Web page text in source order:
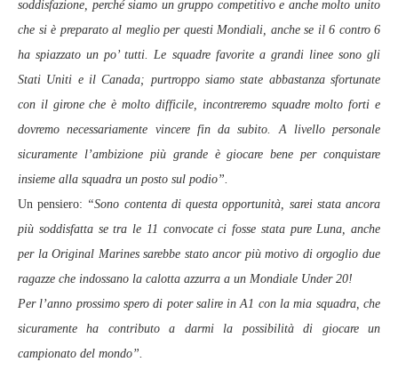
soddisfazione, perché siamo un gruppo competitivo e anche molto unito
che si è preparato al meglio per questi Mondiali, anche se il 6 contro 6
ha spiazzato un po’ tutti. Le squadre favorite a grandi linee sono gli
Stati Uniti e il Canada; purtroppo siamo state abbastanza sfortunate
con il girone che è molto difficile, incontreremo squadre molto forti e
dovremo necessariamente vincere fin da subito. A livello personale
sicuramente l’ambizione più grande è giocare bene per conquistare
insieme alla squadra un posto sul podio”.
Un pensiero: “Sono contenta di questa opportunità, sarei stata ancora
più soddisfatta se tra le 11 convocate ci fosse stata pure Luna, anche
per la Original Marines sarebbe stato ancor più motivo di orgoglio due
ragazze che indossano la calotta azzurra a un Mondiale Under 20!
Per l’anno prossimo spero di poter salire in A1 con la mia squadra, che
sicuramente ha contributo a darmi la possibilità di giocare un
campionato del mondo”.